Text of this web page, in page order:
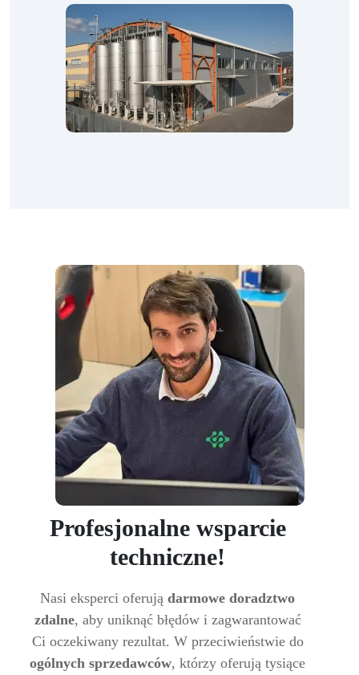
Profesjonalne wsparcie
techniczne!
Nasi eksperci oferują darmowe doradztwo
zdalne, aby uniknąć błędów i zagwarantować
Ci oczekiwany rezultat. W przeciwieństwie do
ogólnych sprzedawców, którzy oferują tysiące